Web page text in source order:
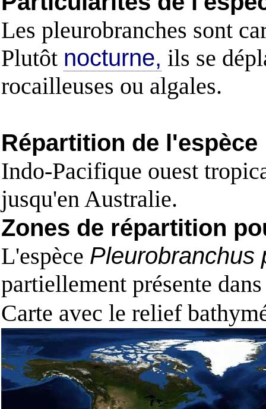
Les pleurobranches sont
Plutôt nocturne, ils se
rocailleuses ou algales.
Répartition de l'espèce
Indo-Pacifique ouest
jusqu'en Australie.
Zones de répartition
L'espèce Pleurobranchus
partiellement présente
Carte avec le relief